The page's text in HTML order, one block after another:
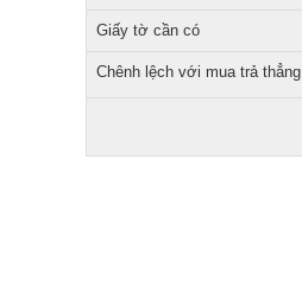
Giấy tờ cần có
Chênh lệch với mua trả thẳng